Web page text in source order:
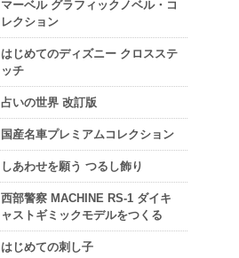
マーベル グラフィックノベル・コ
レクション
はじめてのディズニー クロスステ
ッチ
占いの世界 改訂版
国産名車プレミアムコレクション
しあわせを願う つるし飾り
西部警察 MACHINE RS-1 ダイキ
ャストギミックモデルをつくる
はじめての刺し子